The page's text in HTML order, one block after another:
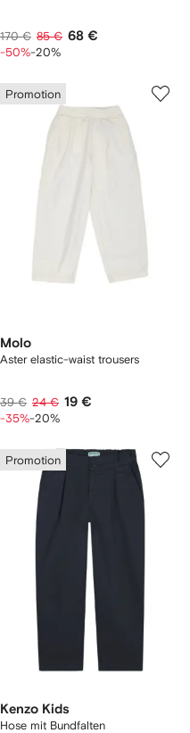
170 € 85 € 68 €
-50%-20%
Promotion
Molo
Aster elastic-waist trousers
39 € 24 € 19 €
-35%-20%
Promotion
Kenzo Kids
Hose mit Bundfalten